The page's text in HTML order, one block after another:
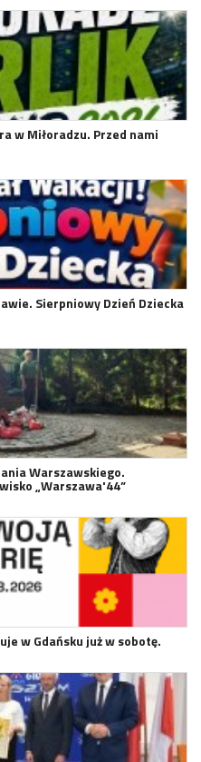
w Miłoradzu. Przed nami
Sierpniowy Dzień Dziecka
Warszawskiego.
„Warszawa'44”
w Gdańsku już w sobotę.